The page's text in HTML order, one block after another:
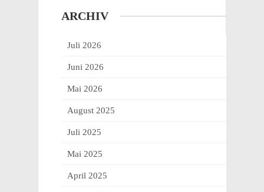
ARCHIV
Juli 2026
Juni 2026
Mai 2026
August 2025
Juli 2025
Mai 2025
April 2025